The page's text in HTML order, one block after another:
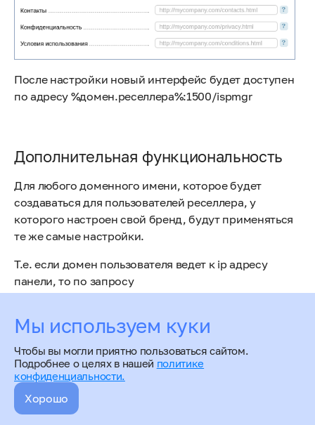
После настройки новый интерфейс будет доступен
по адресу %домен.реселлера%:1500/ispmgr
Дополнительная функциональность
Для любого доменного имени, которое будет
создаваться для пользователей реселлера, у
которого настроен свой бренд, будут применяться
те же самые настройки.
Т.е. если домен пользователя ведет к ip адресу
панели, то по запросу
Настройка брендов реселлера
Мы используем куки
Чтобы вы могли приятно пользоваться сайтом.
Подробнее о целях в нашей политике
конфиденциальности.
Хорошо